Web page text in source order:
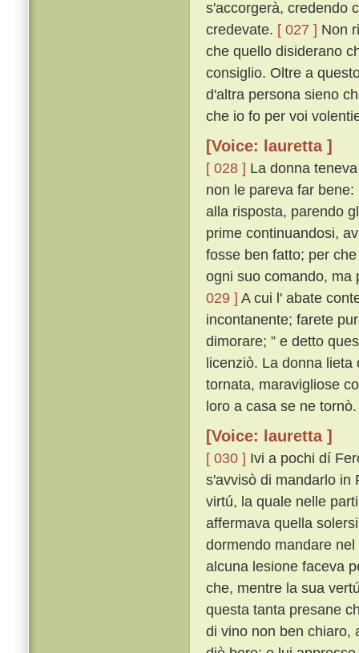
s'accorgerà, credendo
credevate. [ 027 ] Non
che quello disiderano
consiglio. Oltre a
d'altra persona sieno
che io fo per voi
[Voice: lauretta ]
[ 028 ] La donna
non le pareva far
alla risposta, parendo
prime continuandosi,
fosse ben fatto; per
ogni suo comando,
029 ] A cui l' abate
incontanente; farete
dimorare; ” e detto
licenziò. La donna
tornata, maravigliose
loro a casa se ne tornò.
[Voice: lauretta ]
[ 030 ] Ivi a pochi dí
s'avvisò di mandarlo in
virtú, la quale nelle
affermava quella
dormendo mandare
alcuna lesione faceva
che, mentre la sua
questa tanta presane
di vino non ben chiaro,